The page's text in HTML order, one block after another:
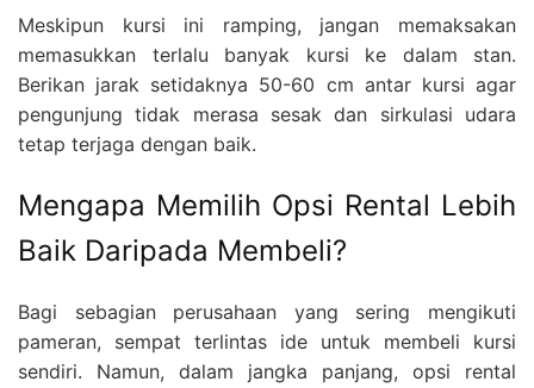
Meskipun kursi ini ramping, jangan memaksakan
memasukkan terlalu banyak kursi ke dalam stan.
Berikan jarak setidaknya 50-60 cm antar kursi agar
pengunjung tidak merasa sesak dan sirkulasi udara
tetap terjaga dengan baik.
Mengapa Memilih Opsi Rental Lebih
Baik Daripada Membeli?
Bagi sebagian perusahaan yang sering mengikuti
pameran, sempat terlintas ide untuk membeli kursi
sendiri. Namun, dalam jangka panjang, opsi rental